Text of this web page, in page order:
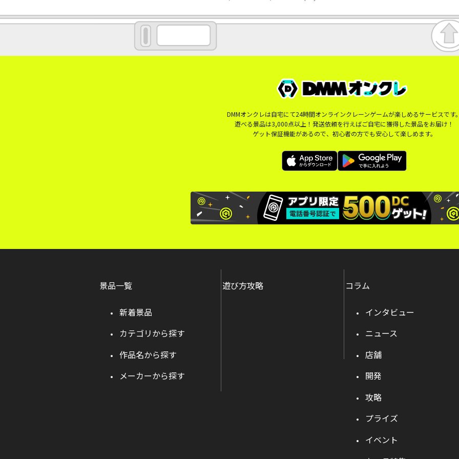
DMMオンクレは自宅にて24時間オンラインクレーンゲームが楽しめるサービスです
遊べる景品は3,000点以上！発送依頼を行えばご自宅に獲得した景品をお届け！
ゲット保証機能があるので、初心者の方でも安心して楽しめます。
景品一覧
新着景品
カテゴリから探す
作品名から探す
メーカーから探す
遊び方攻略 コラム
インタビュー
ニュース
店舗
開発
攻略
プライズ
イベント